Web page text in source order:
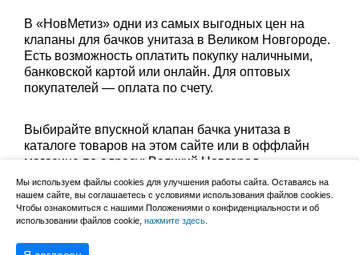
В «НовМетиз» одни из самых выгодных цен на
клапаны для бачков унитаза в Великом Новгороде.
Есть возможность оплатить покупку наличными,
банковской картой или онлайн. Для оптовых
покупателей — оплата по счету.
Выбирайте впускной клапан бачка унитаза в
каталоге товаров на этом сайте или в оффлайн
магазине по адресу: Великий Новгород,
Сырковское шоссе, 8а (по будням с 9:00 до 17:00, в
субботу с 9:00 до 13:00). Забрать заказ можно
лично в пункте выдачи или оформить доставку до
дома.
Мы используем файлы cookies для улучшения работы сайта. Оставаясь на
нашем сайте, вы соглашаетесь с условиями использования файлов cookies.
Чтобы ознакомиться с нашими Положениями о конфиденциальности и об
использовании файлов cookie, нажмите здесь